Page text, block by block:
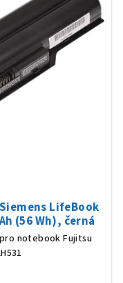
LifeBook
(56 Wh), černá
notebook Fujitsu